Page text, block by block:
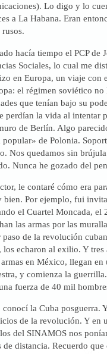
Lo digo y lo
a La Habana. Eran
hacía tiempo el PCP de
Sociales, lo cual me
en Europa, un viaje con
el régimen soviético
que tenían bajo su
perdían la vida al intentar
de Berlín. Algo
popular» de Polonia.
Nos quedamos sin
Nunca he gozado del
le contaré cómo era
bien. Por ejemplo, fui
el Cuartel Moncada,
las armas por las
de la revolución
echaron al exilio. Y tres
en México, llegan
y comienza la
fuerza de 40 mil
la Cuba posguerra.
de la revolución. Y en
del SINAMOS nos
de distancia. Recuerdo